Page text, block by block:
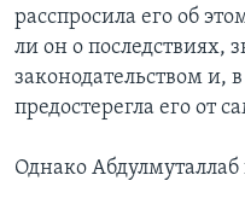
расспросила его об
ли он о последствиях,
законодательством и,
предостерегла его от
Однако Абдулмуталлаб